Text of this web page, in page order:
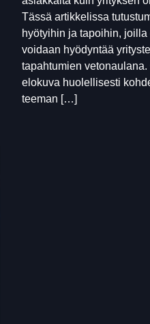
Tässä artikkelissa
hyötyihin ja tapoihin,
voidaan hyödyntää
tapahtumien
elokuva huolellisesti
teeman […]